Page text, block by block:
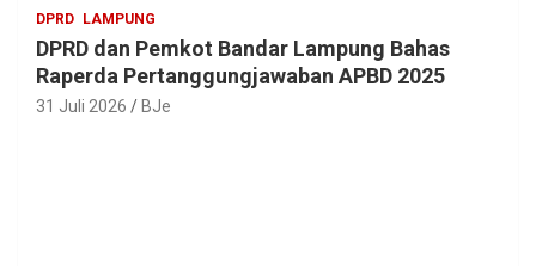
DPRD LAMPUNG
DPRD dan Pemkot Bandar Lampung Bahas
Raperda Pertanggungjawaban APBD 2025
31 Juli 2026 BJe